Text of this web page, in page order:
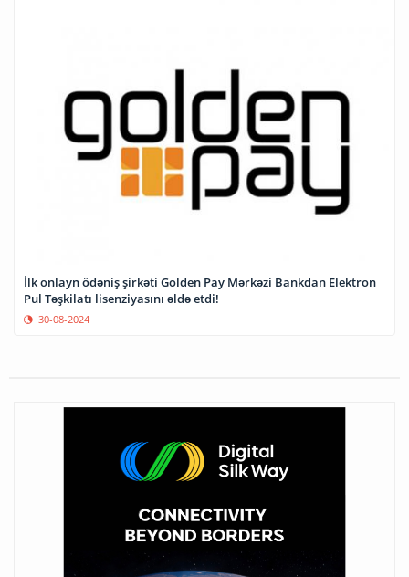
İlk onlayn ödəniş şirkəti Golden Pay Mərkəzi Bankdan Elektron
Pul Təşkilatı lisenziyasını əldə etdi!
30-08-2024